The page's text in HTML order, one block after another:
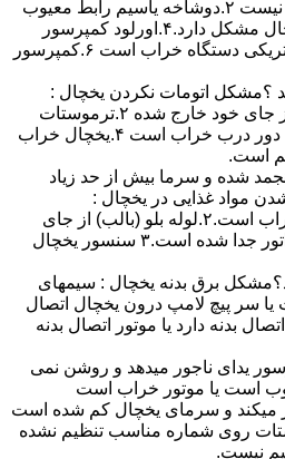
:۱.یخچال به برق وصل نیست ۲.دوشاخه یاسیم رابط معیوب
است ۳.ترموستات یخچال مشکل دارد.۴.اورلود کمپرسور
معیوب است.۵.برد الکتریکی دستگاه خراب است ۶.کمپرسور
؟مشکل اتومات نکردن یخچال :
۱.لوله بلو ترموستات از جای خود خارج شده ۲.ترموستات
تنظیم نیست ۳.لاستیک دور درب خراب است ۴.یخچال خراب
شده و سرما بیش از حد زیاد
مواد غذایی در یخچال :
۱.ترموستات یخچال خراب است.۲.لوله بلو (بالب) از جای
مخصوص خود در اواپراتور جدا شده است.۳ سنسور یخچال
برق بدنه یخچال : سیمهای
سر پیچ لامپ درون یخچال اتصال
بدنه دارد یا موتور اتصال بدنه
یدای ناجور میدهد و روشن نمی
است یا موتور خراب است
میکند و سرمای یخچال کم شده است
روی شماره مناسب تنظیم نشده
نیست.